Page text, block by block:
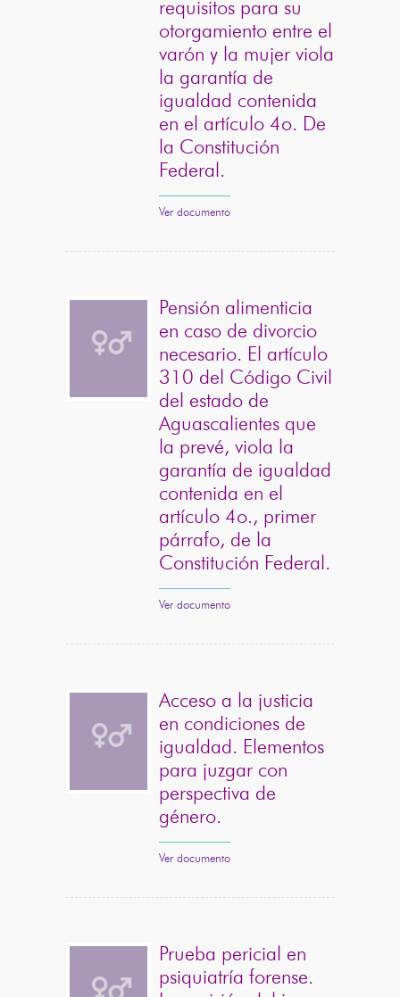
requisitos para su
otorgamiento entre el
varón y la mujer viola
la garantía de
igualdad contenida
en el artículo 4o. De
la Constitución
Federal.
Ver documento
Pensión alimenticia
en caso de divorcio
necesario. El artículo
310 del Código Civil
del estado de
Aguascalientes que
la prevé, viola la
garantía de igualdad
contenida en el
artículo 4o., primer
párrafo, de la
Constitución Federal.
Ver documento
Acceso a la justicia
en condiciones de
igualdad. Elementos
para juzgar con
perspectiva de
género.
Ver documento
Prueba pericial en
psiquiatría forense.